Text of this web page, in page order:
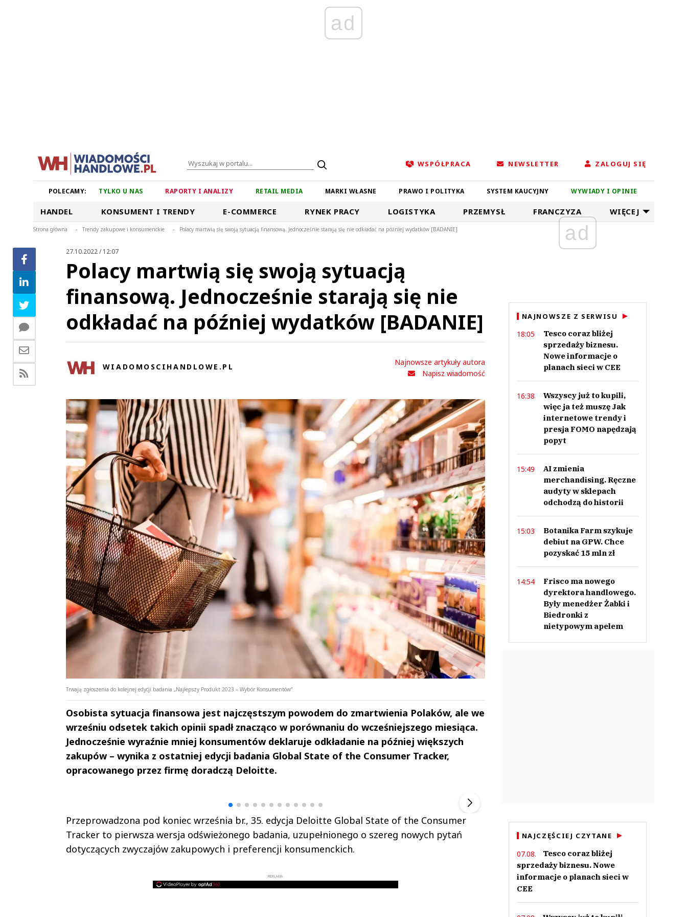
ad
WSPÓŁPRACA NEWSLETTER ZALOGUJ SIĘ
POLECAMY: TYLKO U NAS RAPORTY I ANALIZY RETAIL MEDIA MARKI WŁASNE PRAWO I POLITYKA SYSTEM KAUCYJNY WYWIADY I OPINIE
HANDEL KONSUMENT I TRENDY E-COMMERCE RYNEK PRACY LOGISTYKA PRZEMYSŁ FRANCZYZA WIĘCEJ
Strona główna > Trendy zakupowe i konsumenckie > Polacy martwią się swoją sytuacją finansową. Jednocześnie starają się nie odkładać na później wydatków [BADANIE]
27.10.2022 / 12:07
Polacy martwią się swoją sytuacją
finansową. Jednocześnie starają się nie
odkładać na później wydatków [BADANIE]
WIADOMOSCIHANDLOWE.PL
Najnowsze artykuły autora
Napisz wiadomość
Trwają zgłoszenia do kolejnej edycji badania „Najlepszy Produkt 2023 – Wybór Konsumentów”
Osobista sytuacja finansowa jest najczęstszym powodem do zmartwienia Polaków, ale we
wrześniu odsetek takich opinii spadł znacząco w porównaniu do wcześniejszego miesiąca.
Jednocześnie wyraźnie mniej konsumentów deklaruje odkładanie na później większych
zakupów – wynika z ostatniej edycji badania Global State of the Consumer Tracker,
opracowanego przez firmę doradczą Deloitte.
Przeprowadzona pod koniec września br., 35. edycja Deloitte Global State of the Consumer
Tracker to pierwsza wersja odświeżonego badania, uzupełnionego o szereg nowych pytań
dotyczących zwyczajów zakupowych i preferencji konsumenckich.
REKLAMA
Andrzej i Marta
Marta i Andrzej
Sterniccy
ad
NAJNOWSZE Z SERWISU
18:05
Tesco coraz bliżej
sprzedaży biznesu.
Nowe informacje o
planach sieci w CEE
16:38
Wszyscy już to kupili,
więc ja też muszę Jak
internetowe trendy i
presja FOMO napędzają
popyt
15:49
AI zmienia
merchandising. Ręczne
audyty w sklepach
odchodzą do historii
15:03
Botanika Farm szykuje
debiut na GPW. Chce
pozyskać 15 mln zł
14:54
Frisco ma nowego
dyrektora handlowego.
Były menedżer Żabki i
Biedronki z
nietypowym apelem
NAJCZĘŚCIEJ CZYTANE
07.08.
Tesco coraz bliżej
sprzedaży biznesu. Nowe
informacje o planach sieci w
CEE